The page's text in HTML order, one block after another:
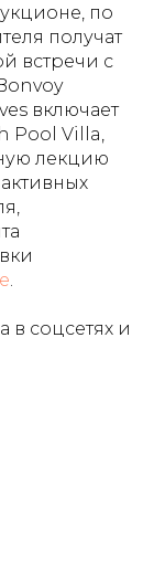
по
получат
встречи с
включает
Pool Villa,
лекцию
в соцсетях и